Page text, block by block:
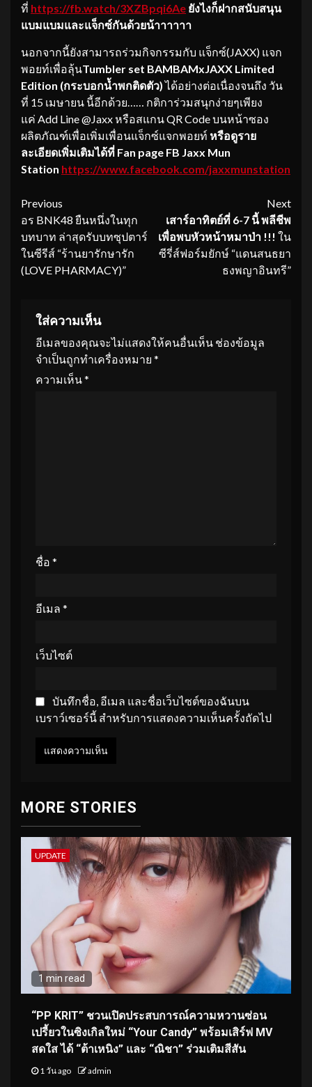
ที่ https://fb.watch/3XZBpqi6Ae ยังไงก็ฝากสนับสนุน
แบมแบมและแจ็กซ์กันด้วยน้าาาาาา
​นอกจากนี้ยังสามารถร่วมกิจกรรมกับ แจ็กซ์(JAXX) แจก
พอยท์เพื่อลุ้นTumbler set BAMBAMxJAXX Limited
Edition (กระบอกน้ำพกติดตัว) ได้อย่างต่อเนื่องจนถึง วัน
ที่ 15 เมษายน นี้อีกด้วย…… กติการ่วมสนุกง่ายๆเพียง
แค่ Add Line @Jaxx หรือสแกน QR Code บนหน้าซอง
ผลิตภัณฑ์เพื่อเพิ่มเพื่อนแจ็กซ์แจกพอยท์ หรือดูราย
ละเอียดเพิ่มเติมได้ที่ Fan page FB Jaxx Mun
Station https://www.facebook.com/jaxxmunstation
Continue
Reading
Previous
อร BNK48 ยืนหนึ่งในทุก
บทบาท ล่าสุดรับบทซุปตาร์
ในซีรีส์ “ร้านยารักษารัก
(LOVE PHARMACY)”
Next
เสาร์อาทิตย์ที่ 6-7 นี้ พลีชีพ
เพื่อพบหัวหน้าหมาป่า !!! ใน
ซีรี่ส์ฟอร์มยักษ์ “แดนสนธยา
ธงพญาอินทรี”
ใส่ความเห็น
อีเมลของคุณจะไม่แสดงให้คนอื่นเห็น ช่องข้อมูล
จำเป็นถูกทำเครื่องหมาย *
ความเห็น*
ชื่อ *
อีเมล *
เว็บไซต์
บันทึกชื่อ, อีเมล และชื่อเว็บไซต์ของฉันบน
เบราว์เซอร์นี้ สำหรับการแสดงความเห็นครั้งถัดไป
MORE STORIES
UPDATE
1 min read
“PP KRIT” ชวนเปิดประสบการณ์ความหวานซ่อน
เปรี้ยวในซิงเกิลใหม่ “Your Candy” พร้อมเสิร์ฟ MV
สดใส ได้ “ต้าเหนิง” และ “ณิชา” ร่วมเติมสีสัน
1 วัน ago admin